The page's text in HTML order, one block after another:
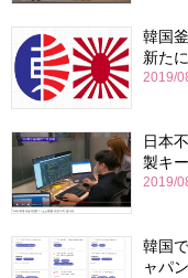
韓国
新た
2019/
日本
製キ
2019/
韓国
ャパ